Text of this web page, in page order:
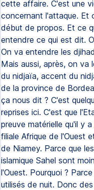
cette affaire. C'est une
concernant l'attaque. Et
début de propos. Et ce
entendre ce qui est dit.
On va entendre les
Mais aussi, après, on va
du nidjaïa, accent du
de la province de
ça nous dit ? C'est
reprises ici. C'est que
preuve matérielle qu'il y
filiale Afrique de l'Ouest
de Niamey. Parce que
islamique Sahel sont
l'Ouest. Pourquoi ?
utilisés de nuit. Donc